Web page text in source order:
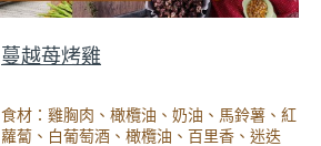
蔓越苺烤雞
食材：雞胸肉、橄欖油、奶油、馬鈴薯、紅
蘿蔔、白葡萄酒、橄欖油、百里香、迷迭